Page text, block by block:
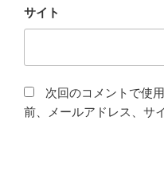
サイト
次回のコメントで使
前、メールアドレス、サ